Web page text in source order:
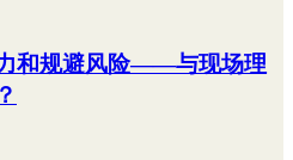
和规避风险——与现场理